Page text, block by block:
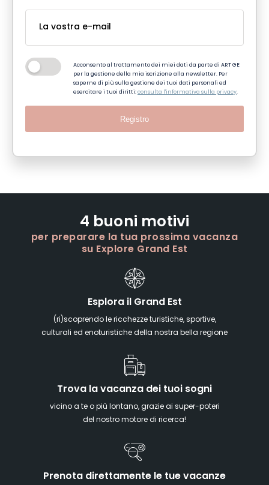
Acconsento al trattamento dei miei dati da parte di ART GE
per la gestione della mia iscrizione alla newsletter. Per
saperne di più sulla gestione dei tuoi dati personali ed
esercitare i tuoi diritti:consulta l'informativa sulla privacy.
Registro
4 buoni motivi
per preparare la tua prossima vacanza
su Explore Grand Est
Esplora il Grand Est
(ri)scoprendo le ricchezze turistiche, sportive,
culturali ed enoturistiche della nostra bella regione
Trova la vacanza dei tuoi sogni
vicino a te o più lontano, grazie ai super-poteri
del nostro motore di ricerca!
Prenota direttamente le tue vacanze